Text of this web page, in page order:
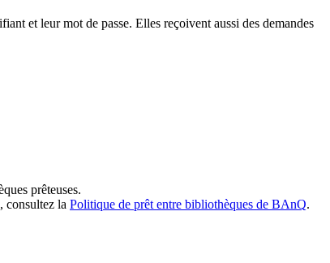
et leur mot de passe. Elles reçoivent aussi des demandes
prêteuses.
consultez la Politique de prêt entre bibliothèques de BAnQ.